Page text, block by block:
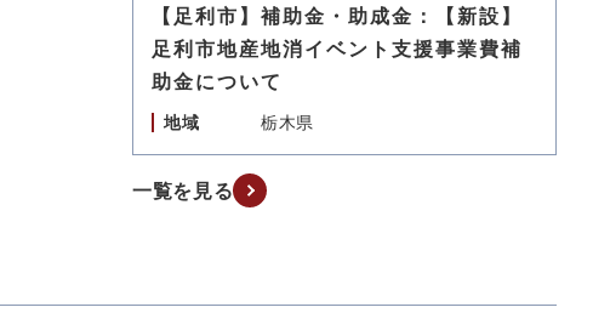
【足利市】補助金・助成金：【新設】
足利市地産地消イベント支援事業費補
助金について
地域 栃木県
一覧を見る